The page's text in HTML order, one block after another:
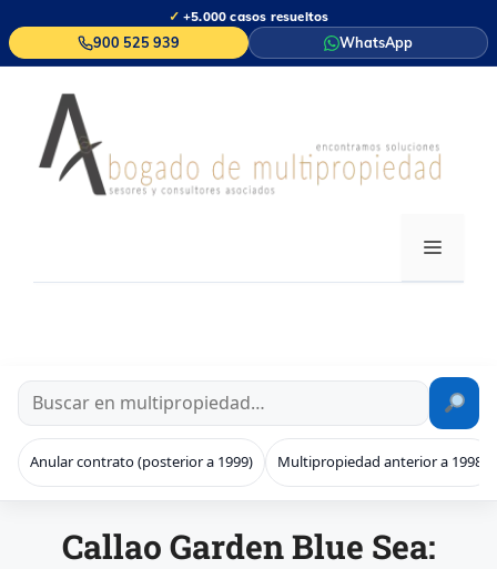
al
contenido
✓ +5.000 casos resueltos
900 525 939 WhatsApp
MENÚ
Anular contrato (posterior a 1999) Multipropiedad anterior a 1998
Callao Garden Blue Sea: